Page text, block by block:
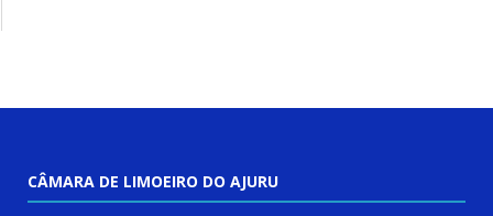
CÂMARA DE LIMOEIRO DO AJURU